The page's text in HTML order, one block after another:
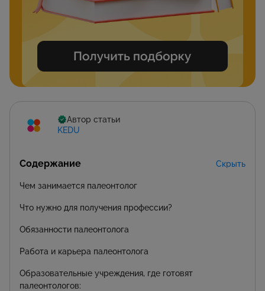
Автор статьи
KEDU
Содержание Скрыть
Чем занимается палеонтолог
Что нужно для получения профессии?
Обязанности палеонтолога
Работа и карьера палеонтолога
Образовательные учреждения, где готовят
палеонтологов: